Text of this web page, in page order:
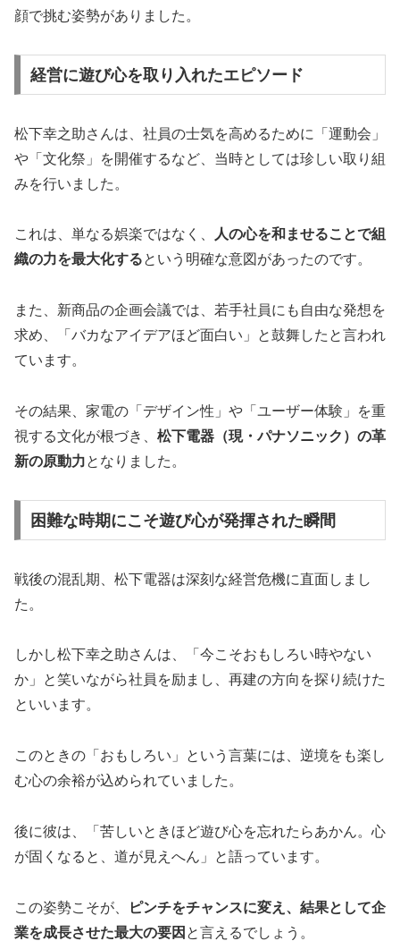
顔で挑む姿勢がありました。
経営に遊び心を取り入れたエピソード
松下幸之助さんは、社員の士気を高めるために「運動会」
や「文化祭」を開催するなど、当時としては珍しい取り組
みを行いました。
これは、単なる娯楽ではなく、
人の心を和ませることで組
織の力を最大化するという明確な意図があったのです。
また、新商品の企画会議では、若手社員にも自由な発想を
求め、「バカなアイデアほど面白い」と鼓舞したと言われ
ています。
その結果、家電の「デザイン性」や「ユーザー体験」を重
視する文化が根づき、 松下電器（現・パナソニック）の革
新の原動力となりました。
困難な時期にこそ遊び心が発揮された瞬間
戦後の混乱期、松下電器は深刻な経営危機に直面しまし
た。
しかし松下幸之助さんは、「今こそおもしろい時やない
か」と笑いながら社員を励まし、再建の方向を探り続けた
といいます。
このときの「おもしろい」という言葉には、逆境をも楽し
む心の余裕が込められていました。
後に彼は、「苦しいときほど遊び心を忘れたらあかん。心
が固くなると、道が見えへん」と語っています。
この姿勢こそが、
ピンチをチャンスに変え、結果として企
業を成長させた最大の要因 と言えるでしょう。